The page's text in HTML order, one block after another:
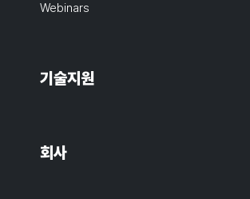
Webinars
기술지원
회사